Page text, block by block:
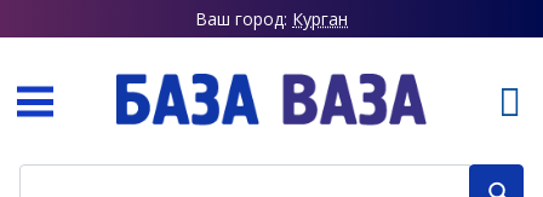
Ваш город: Курган